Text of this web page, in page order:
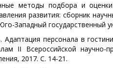
методы подбора и
развития: сборник
Западный государственный
персонала в
II Всероссийской
2017. С. 14-21.